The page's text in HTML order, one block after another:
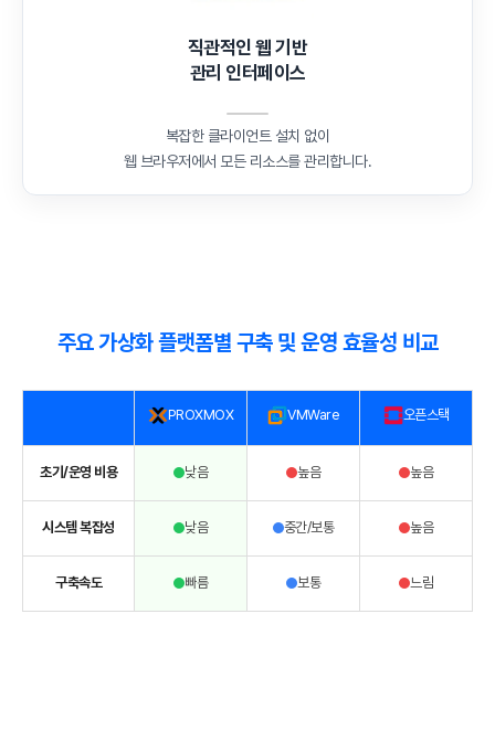
직관적인 웹 기반
관리 인터페이스
복잡한 클라이언트 설치 없이
웹 브라우저에서 모든 리소스를 관리합니다.
주요 가상화 플랫폼별 구축 및 운영 효율성 비교
PROXMOX VMWare 오픈스택
초기/운영 비용 낮음 높음 높음
시스템 복잡성 낮음 중간/보통 높음
구축속도 빠름 보통 느림